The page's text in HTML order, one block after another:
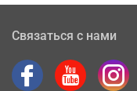
Связаться с нами